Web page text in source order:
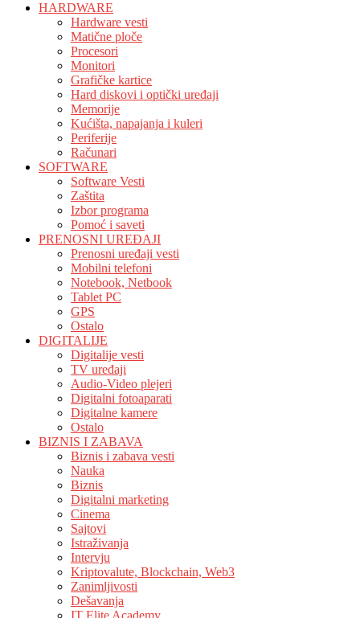
HARDWARE
Hardware vesti
Matične ploče
Procesori
Monitori
Grafičke kartice
Hard diskovi i optički uređaji
Memorije
Kućišta, napajanja i kuleri
Periferije
Računari
SOFTWARE
Software Vesti
Zaštita
Izbor programa
Pomoć i saveti
PRENOSNI UREĐAJI
Prenosni uređaji vesti
Mobilni telefoni
Notebook, Netbook
Tablet PC
GPS
Ostalo
DIGITALIJE
Digitalije vesti
TV uređaji
Audio-Video plejeri
Digitalni fotoaparati
Digitalne kamere
Ostalo
BIZNIS I ZABAVA
Biznis i zabava vesti
Nauka
Biznis
Digitalni marketing
Cinema
Sajtovi
Istraživanja
Intervju
Kriptovalute, Blockchain, Web3
Zanimljivosti
Dešavanja